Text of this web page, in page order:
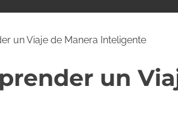
un Viaje de Manera Inteligente
un